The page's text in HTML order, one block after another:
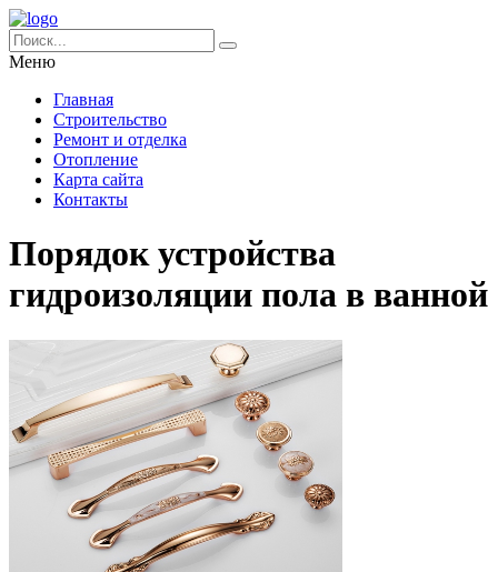
Меню
Главная
Строительство
Ремонт и отделка
Отопление
Карта сайта
Контакты
Порядок устройства
гидроизоляции пола в ванной